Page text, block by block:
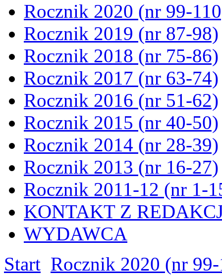
Rocznik 2020 (nr 99-
Rocznik 2019 (nr 87-98)
Rocznik 2018 (nr 75-86)
Rocznik 2017 (nr 63-74)
Rocznik 2016 (nr 51-62)
Rocznik 2015 (nr 40-50)
Rocznik 2014 (nr 28-39)
Rocznik 2013 (nr 16-27)
Rocznik 2011-12 (nr 1-
KONTAKT Z
WYDAWCA
Start Rocznik 2020 (nr